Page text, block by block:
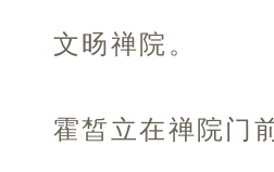
文旸禅院。
霍皙立在禅院门